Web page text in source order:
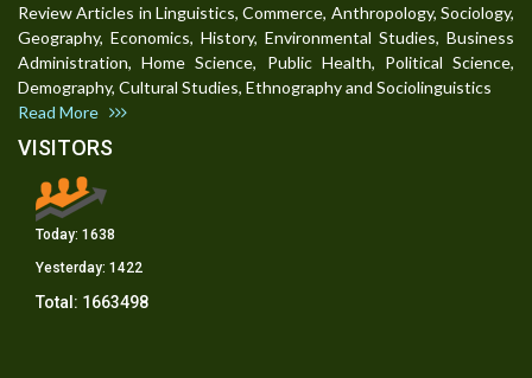
Review Articles in Linguistics, Commerce, Anthropology, Sociology,
Geography, Economics, History, Environmental Studies, Business
Administration, Home Science, Public Health, Political Science,
Demography, Cultural Studies, Ethnography and Sociolinguistics
Read More
VISITORS
Today: 1638
Yesterday: 1422
Total: 1663498